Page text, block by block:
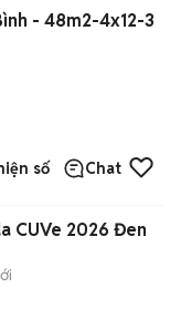
- 48m2-4x12-3
số Chat
CUVe 2026 Đen